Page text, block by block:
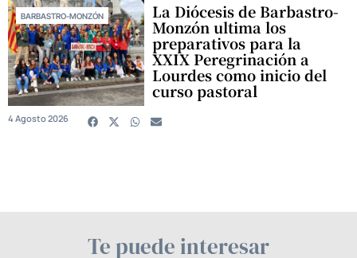
BARBASTRO-MONZÓN La Diócesis de Barbastro-
Monzón ultima los
preparativos para la
XXIX Peregrinación a
Lourdes como inicio del
curso pastoral
4 Agosto 2026
Te puede interesar